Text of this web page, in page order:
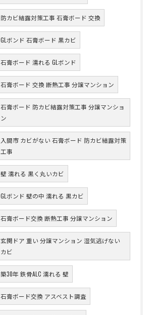
防カビ結露対策工事 石膏ボード 交換
GLボンド 石膏ボード 黒カビ
石膏ボード 濡れる GLボンド
石膏ボード 交換 断熱工事 分譲マンション
石膏ボード 防カビ結露対策工事 分譲マンショ
ン
入間市 カビがない 石膏ボード 防カビ結露対策
工事
壁 濡れる 黒く丸いカビ
GLボンド 壁の中 濡れる 黒カビ
石膏ボード交換 断熱工事 分譲マンション
玄関ドア 重い 分譲マンション 湿気逃げない
カビ
築30年 鉄骨ALC 濡れる 壁
石膏ボード交換 アスベスト調査